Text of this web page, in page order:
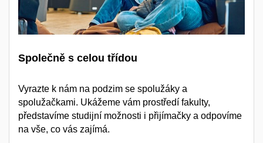
Společně s celou třídou
Vyrazte k nám na podzim se spolužáky a
spolužačkami. Ukážeme vám prostředí fakulty,
představíme studijní možnosti i přijímačky a odpovíme
na vše, co vás zajímá.